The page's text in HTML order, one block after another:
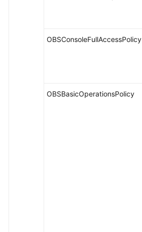
OBSConsoleFullAccessPolicy
OBSBasicOperationsPolicy